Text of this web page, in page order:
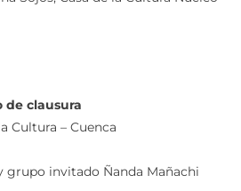
de clausura
Cultura – Cuenca
grupo invitado Ñanda Mañachi